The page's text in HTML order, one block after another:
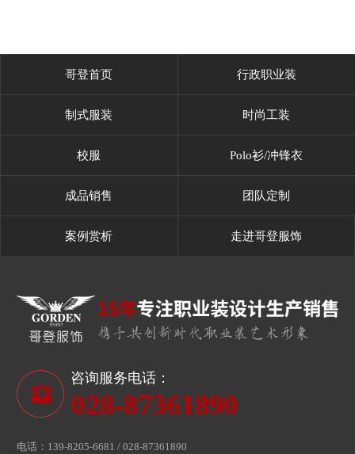
哥登首页 行政职业装
制式服装 时尚工装
校服 Polo衫/冲锋衣
成品销售 团队定制
案例赏析 走进哥登服饰
咨询服务电话：
028-87361890
电话：139-8205-6681 / 028-87361890